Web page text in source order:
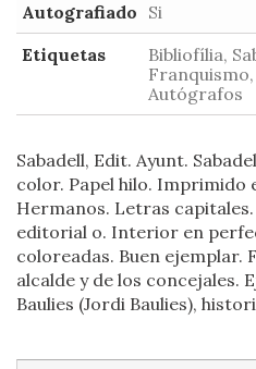
Autografiado Si
Etiquetas
Bibliofília,
Autógrafos
Sabadell, Edit. Ayunt.
color. Papel hilo. Imprimido
Hermanos. Letras
editorial o. Interior en
coloreadas. Buen ejemplar.
alcalde y de los concejales.
Baulies (Jordi Baulies),